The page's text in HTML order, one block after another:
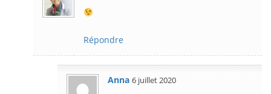
Répondre
Anna 6 juillet 2020